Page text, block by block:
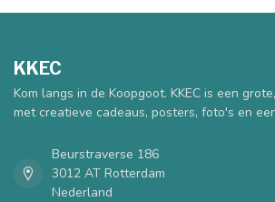
KKEC
Kom langs in de Koopgoot. KKEC is een
met creatieve cadeaus, posters, foto's en
Beurstraverse 186
3012 AT Rotterdam
Nederland